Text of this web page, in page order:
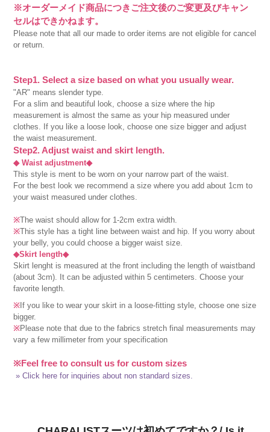
※オーダーメイド商品につきご注文後のご変更及びキャン
セルはできかねます。
Please note that all our made to order items are not eligible for cancel
or return.
Step1. Select a size based on what you usually wear.
"AR" means slender type.
For a slim and beautiful look, choose a size where the hip
measurement is almost the same as your hip measured under
clothes. If you like a loose look, choose one size bigger and adjust
the waist measurement.
Step2. Adjust waist and skirt length.
◆ Waist adjustment◆
This style is ment to be worn on your narrow part of the waist.
For the best look we recommend a size where you add about 1cm to
your waist measured under clothes.
※The waist should allow for 1-2cm extra width.
※This style has a tight line between waist and hip. If you worry about
your belly, you could choose a bigger waist size.
◆Skirt length◆
Skirt lenght is measured at the front including the length of waistband
(about 3cm). It can be adjusted within 5 centimeters. Choose your
favorite length.
※If you like to wear your skirt in a loose-fitting style, choose one size
bigger.
※Please note that due to the fabrics stretch final measurements may
vary a few millimeter from your specification
※Feel free to consult us for custom sizes
» Click here for inquiries about non standard sizes.